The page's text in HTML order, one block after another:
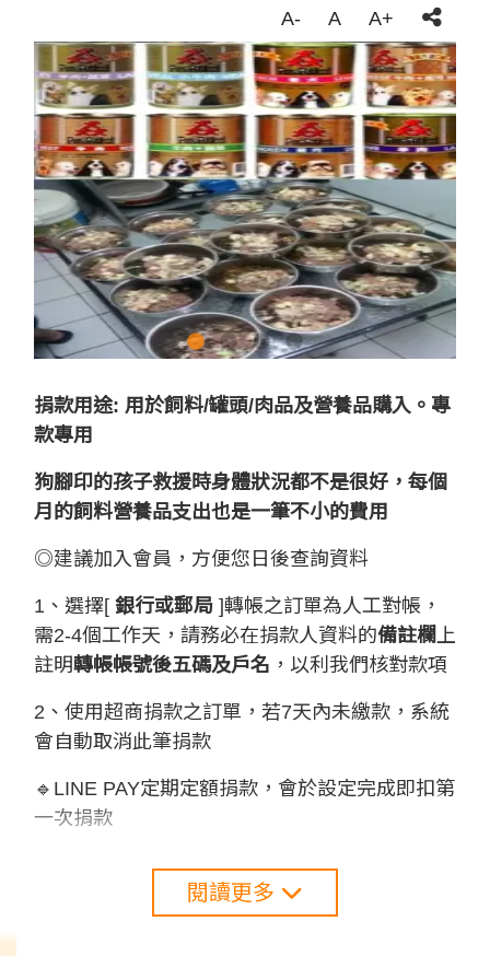
A- A A+
捐款用途: 用於飼料/罐頭/肉品及營養品購入。專
款專用
狗腳印的孩子救援時身體狀況都不是很好，每個
月的飼料營養品支出也是一筆不小的費用
◎建議加入會員，方便您日後查詢資料
1、選擇[ 銀行或郵局 ]轉帳之訂單為人工對帳，
需2-4個工作天，請務必在捐款人資料的備註欄 上
註明轉帳帳號後五碼及戶名 ，以利我們核對款項
2、使用超商捐款之訂單，若7天內未繳款，系統
會自動取消此筆捐款
🔹LINE PAY定期定額捐款，會於設定完成即扣第
一次捐款
閱讀更多